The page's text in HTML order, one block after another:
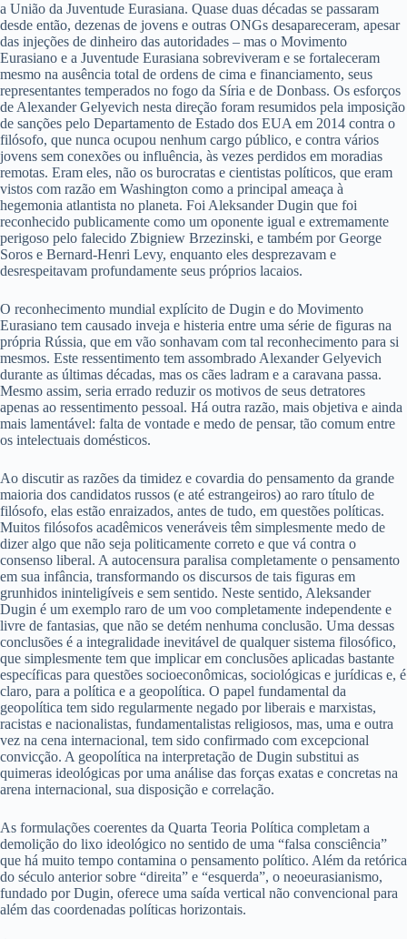
a União da Juventude Eurasiana. Quase duas décadas se passaram
desde então, dezenas de jovens e outras ONGs desapareceram, apesar
das injeções de dinheiro das autoridades – mas o Movimento
Eurasiano e a Juventude Eurasiana sobreviveram e se fortaleceram
mesmo na ausência total de ordens de cima e financiamento, seus
representantes temperados no fogo da Síria e de Donbass. Os esforços
de Alexander Gelyevich nesta direção foram resumidos pela imposição
de sanções pelo Departamento de Estado dos EUA em 2014 contra o
filósofo, que nunca ocupou nenhum cargo público, e contra vários
jovens sem conexões ou influência, às vezes perdidos em moradias
remotas. Eram eles, não os burocratas e cientistas políticos, que eram
vistos com razão em Washington como a principal ameaça à
hegemonia atlantista no planeta. Foi Aleksander Dugin que foi
reconhecido publicamente como um oponente igual e extremamente
perigoso pelo falecido Zbigniew Brzezinski, e também por George
Soros e Bernard-Henri Levy, enquanto eles desprezavam e
desrespeitavam profundamente seus próprios lacaios.
O reconhecimento mundial explícito de Dugin e do Movimento
Eurasiano tem causado inveja e histeria entre uma série de figuras na
própria Rússia, que em vão sonhavam com tal reconhecimento para si
mesmos. Este ressentimento tem assombrado Alexander Gelyevich
durante as últimas décadas, mas os cães ladram e a caravana passa.
Mesmo assim, seria errado reduzir os motivos de seus detratores
apenas ao ressentimento pessoal. Há outra razão, mais objetiva e ainda
mais lamentável: falta de vontade e medo de pensar, tão comum entre
os intelectuais domésticos.
Ao discutir as razões da timidez e covardia do pensamento da grande
maioria dos candidatos russos (e até estrangeiros) ao raro título de
filósofo, elas estão enraizados, antes de tudo, em questões políticas.
Muitos filósofos acadêmicos veneráveis têm simplesmente medo de
dizer algo que não seja politicamente correto e que vá contra o
consenso liberal. A autocensura paralisa completamente o pensamento
em sua infância, transformando os discursos de tais figuras em
grunhidos ininteligíveis e sem sentido. Neste sentido, Aleksander
Dugin é um exemplo raro de um voo completamente independente e
livre de fantasias, que não se detém nenhuma conclusão. Uma dessas
conclusões é a integralidade inevitável de qualquer sistema filosófico,
que simplesmente tem que implicar em conclusões aplicadas bastante
específicas para questões socioeconômicas, sociológicas e jurídicas e, é
claro, para a política e a geopolítica. O papel fundamental da
geopolítica tem sido regularmente negado por liberais e marxistas,
racistas e nacionalistas, fundamentalistas religiosos, mas, uma e outra
vez na cena internacional, tem sido confirmado com excepcional
convicção. A geopolítica na interpretação de Dugin substitui as
quimeras ideológicas por uma análise das forças exatas e concretas na
arena internacional, sua disposição e correlação.
As formulações coerentes da Quarta Teoria Política completam a
demolição do lixo ideológico no sentido de uma “falsa consciência”
que há muito tempo contamina o pensamento político. Além da retórica
do século anterior sobre “direita” e “esquerda”, o neoeurasianismo,
fundado por Dugin, oferece uma saída vertical não convencional para
além das coordenadas políticas horizontais.